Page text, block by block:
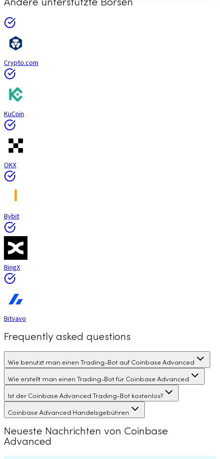
Andere unterstützte Börsen
Crypto.com
KuCoin
OKX
Bybit
BingX
Bitvavo
Frequently asked questions
Wie benutzt man einen Trading-Bot auf Coinbase Advanced
Wie erstellt man einen Trading-Bot für Coinbase Advanced
Ist der Coinbase Advanced Trading-Bot kostenlos?
Coinbase Advanced Handelsgebühren
Neueste Nachrichten von Coinbase
Advanced